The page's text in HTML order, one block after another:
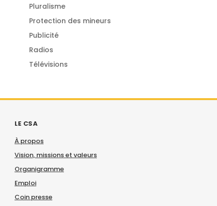
Pluralisme
Protection des mineurs
Publicité
Radios
Télévisions
LE CSA
À propos
Vision, missions et valeurs
Organigramme
Emploi
Coin presse